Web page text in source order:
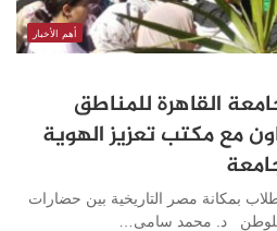
أهم الأخبار
القاهرة للمناطق
مع مكتب تعزيز الهوية
بمكانة مصر التاريخية بين حضارات
للوطن د. محمد سامى…